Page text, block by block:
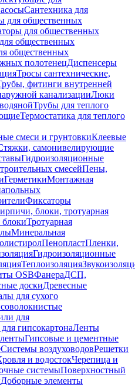
Сантехника для
для общественных
для общественных
общественных
общественных
полотенецДиспенсеры
Тросы сантехнические,
фитинги внутренней
канализацииЛюки
Трубы для теплого
Термостатика для теплого
смеси и грунтовкиКлеевые
самонивелирующие
Гидроизоляционные
смесейПены,
ГерметикиМонтажная
Фиксаторы
блоки, тротуарная
Тротуарная
Минеральная
ПенопластПленки,
Гидроизоляционные
Теплоизоляция
OSBФанераДСП,
доскиДревесные
для сухого
для
гипсокартонаЛенты
Гипсовые и цементные
Системы воздуховодовРешетки
и водостокЧерепица и
системыПоверхностный
Доборные элементы